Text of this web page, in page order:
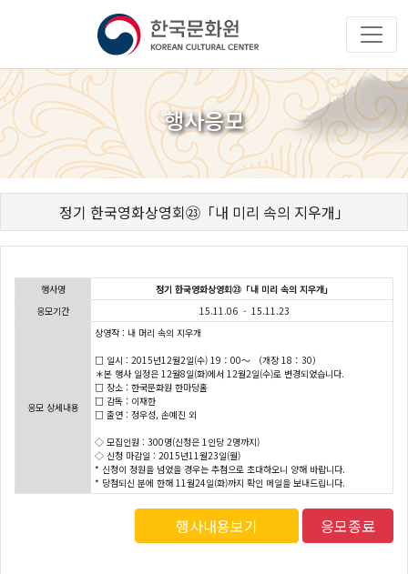
행사응모
정기 한국영화상영회㉓「내 미리 속의 지우개」
행사명
정기 한국영화상영회㉓「내 미리 속의 지우개」
응모기간
15.11.06 - 15.11.23
응모 상세내용
상영작 : 내 머리 속의 지우개
□ 일시 : 2015년12월2일(수) 19：00～ （개장 18：30）
＊본 행사 일정은 12월8일(화)에서 12월2일(수)로 변경되었습니다.
□ 장소 : 한국문화원 한마당홀
□ 감독 : 이재한
□ 출연 : 정우성, 손예진 외
◇ 모집인원 : 300명(신청은 1인당 2명까지)
◇ 신청 마감일 : 2015년11월23일(월)
* 신청이 정원을 넘었을 경우는 추첨으로 초대하오니 양해 바랍니다.
* 당첨되신 분에 한해 11월24일(화)까지 확인 메일을 보내드립니다.
행사내용보기 응모종료